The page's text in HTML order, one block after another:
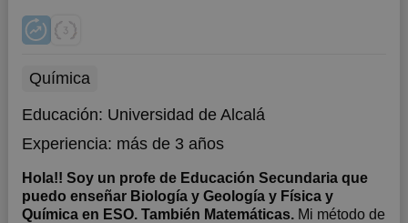
Química
Educación: Universidad de Alcalá
Experiencia: más de 3 años
Hola!! Soy un profe de Educación Secundaria que
puedo enseñar Biología y Geología y Física y
Química en ESO. También Matemáticas. Mi método de